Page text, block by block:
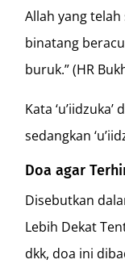
Allah yang
binatang
buruk.” (HR
Kata
sedangkan
Doa agar
Disebutkan
Lebih Dekat
dkk, doa ini